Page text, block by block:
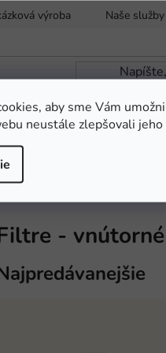
aby sme Vám
neustále zlepšovali
výroba Naše služby
- vnútorné